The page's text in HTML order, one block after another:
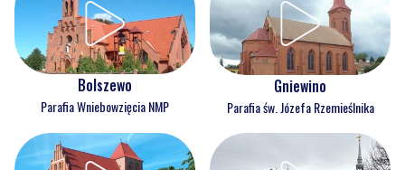
Bolszewo
Parafia Wniebowzięcia NMP
Gniewino
Parafia św. Józefa Rzemieślnika